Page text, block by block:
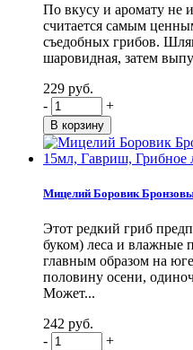
По вкусу и аромату не
считается самым
съедобных грибов.
шаровидная, затем
229 руб.
-
+
Мицелий Боровик
Этот редкий гриб
буком) леса и влажные
главным образом на
половину осени,
Может...
242 руб.
-
+